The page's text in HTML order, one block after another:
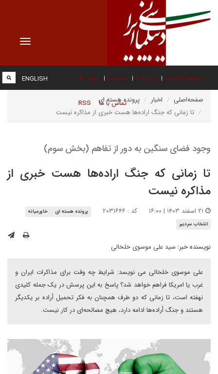
Toggle
صفحه نخست درباره ما عضویت پیوند ها
تماس با ما RSS
ENGLISH
صفحه‌اصلی اخبار
پرونده هسته ای
تا زمانی که جنگ اراده‌ها هست خبری از مذاکره نیست
وجود فضای سنگین به دور از تفاهم (بخش سوم)
تا زمانی که جنگ اراده‌ها هست خبری از
مذاکره نیست
کد : ۲۰۳۱۶۴۶ پرونده هسته ای
خاورمیانه
انتخاب سردبیر
نویسنده خبر: سید علی موسوی خلخالی
علی موسوی خلخالی می نویسد: شرایط چه وقت برای مذاکرات ایران و
غرب یا امریکا فراهم خواهد شد؟ پاسخ به این پرسش در یک جمله کلیدی
نهفته است، تا زمانی که دو طرف همچنان به فکر تحمیل أراده بر یکدیگر
هستند و جنگ أراده‌ها ادامه دارد، هیچ مصالحه‌ای در کار نیست.